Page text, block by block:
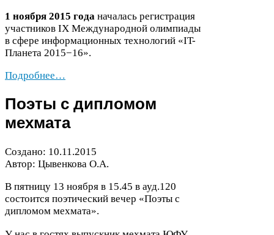
1 ноября 2015 года началась регистрация
участников IX Международной олимпиады
в сфере информационных технологий «IT-​
Планета 2015−16».
Подробнее…
Поэты с дипломом
мехмата
Создано: 10.11.2015
Автор: Цывенкова О.А.
В пятницу 13 ноября в 15.45 в ауд.120
состоится поэтический вечер «Поэты с
дипломом мехмата».